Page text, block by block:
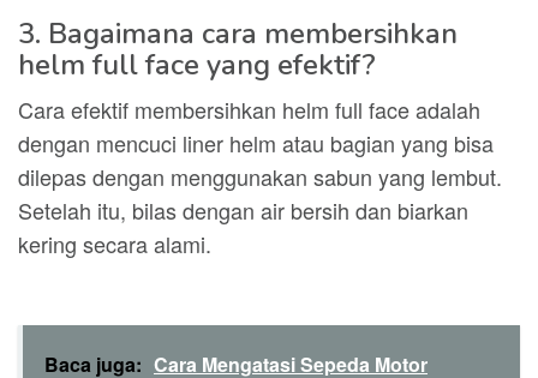
3. Bagaimana cara membersihkan
helm full face yang efektif?
Cara efektif membersihkan helm full face adalah
dengan mencuci liner helm atau bagian yang bisa
dilepas dengan menggunakan sabun yang lembut.
Setelah itu, bilas dengan air bersih dan biarkan
kering secara alami.
Baca juga: Cara Mengatasi Sepeda Motor